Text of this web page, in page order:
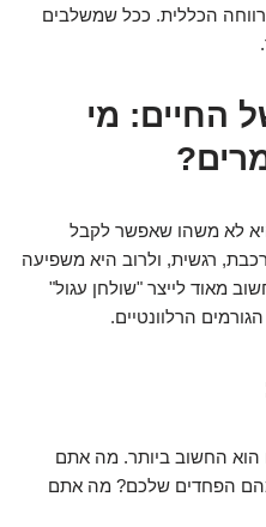
הכללית. ככל שמשלבים
החיים: מי
היא לא משהו שאפשר לקבל
רגשית, ולרוב היא משפיעה
מאוד לייצר "שולחן עגול"
הרלוונטיים.
הוא החשוב ביותר. מה אתם
הפחדים שלכם? מה אתם